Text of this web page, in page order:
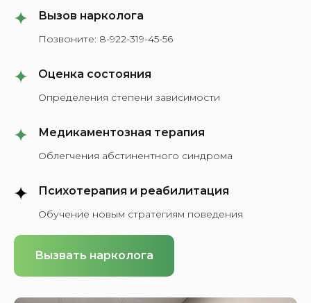
Вызов нарколога
Позвоните: 8-922-319-45-56
Оценка состояния
Определения степени зависимости
Медикаментозная терапия
Облегчения абстинентного синдрома
Психотерапия и реабилитация
Обучение новым стратегиям поведения
Вызвать нарколога